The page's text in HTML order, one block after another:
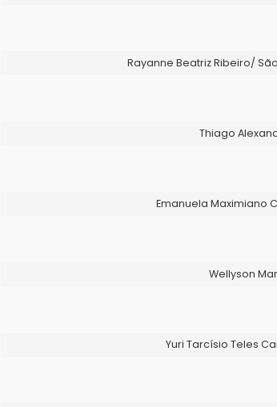
Rayanne Beatriz Ribeiro/
Thiago
Emanuela Maximiano
Wellyson
Yuri Tarcísio Teles